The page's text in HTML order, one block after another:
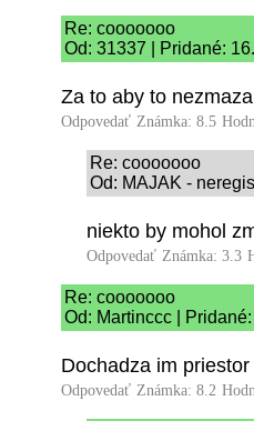
Re: cooooooo
Od: 31337 | Pridané:
Za to aby to
Odpovedať Známka: 8.5
Re: cooooooo
Od: MAJAK -
niekto by mohol
Odpovedať Známka: 3.3
Re: cooooooo
Od: Martinccc |
Dochadza im
Odpovedať Známka: 8.2